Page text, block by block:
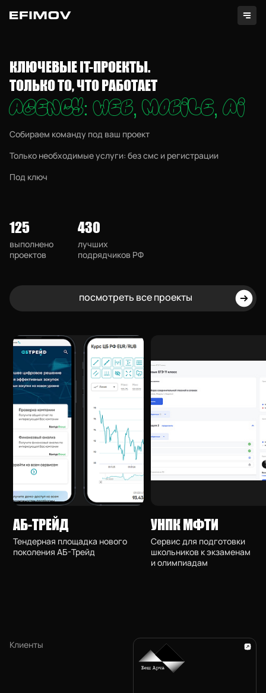
Контакты
КЛЮЧЕВЫЕ IT-ПРОЕКТЫ.
ТОЛЬКО ТО, ЧТО РАБОТАЕТ
Agency: Web, mobile, AI
Cобираем команду под ваш проект
Только необходимые услуги: без смс и регистрации
Под ключ
125
выполнено
проектов
430
лучших
подрядчиков РФ
посмотреть все проекты
АБ-ТРЕЙД
Тендерная площадка нового
поколения АБ-Трейд
УНПК МФТИ
Сервис для подготовки
школьников к экзаменам
и олимпиадам
Клиенты